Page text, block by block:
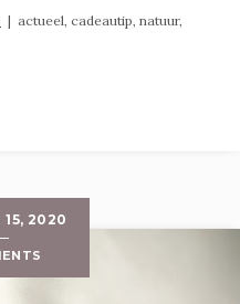
| actueel, cadeautip, natuur,
15, 2020